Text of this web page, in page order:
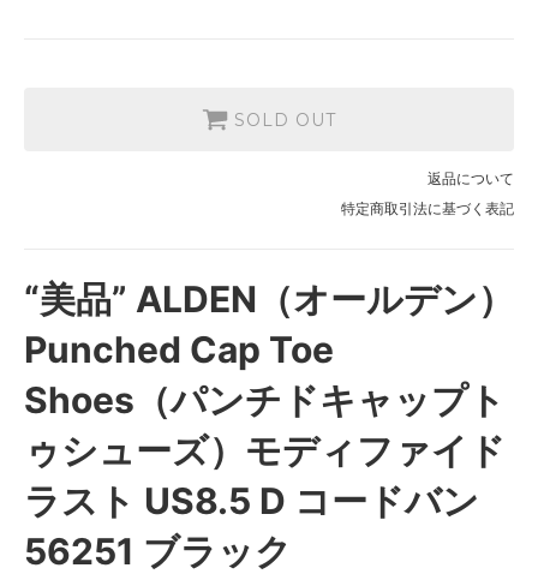
SOLD OUT
返品について
特定商取引法に基づく表記
“美品” ALDEN（オールデン）
Punched Cap Toe
Shoes（パンチドキャップト
ゥシューズ）モディファイド
ラスト US8.5 D コードバン
56251 ブラック